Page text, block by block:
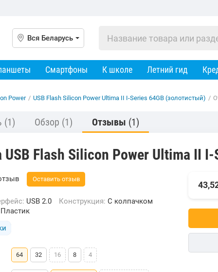
Вся Беларусь
Смартфоны К школе Летний гид
Power / USB Flash Silicon Power Ultima II I-Series 64GB (золотистый) /
(1) Обзор (1) Отзывы (1)
Flash Silicon Power Ultima II
Оставить отзыв
USB 2.0 Конструкция: С колпачком
64 32 16 8 4